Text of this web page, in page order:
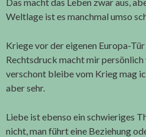
Weltlage ist es manchmal umso
Kriege vor der eigenen Europa-
Rechtsdruck macht mir persönlich
verschont bleibe vom Krieg mag
aber sehr.
Liebe ist ebenso ein schwieriges
nicht, man führt eine Beziehung